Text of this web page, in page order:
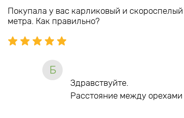
Покупала у вас карликовый и
метра. Как правильно?
Б
Здравствуйте.
Расстояние между